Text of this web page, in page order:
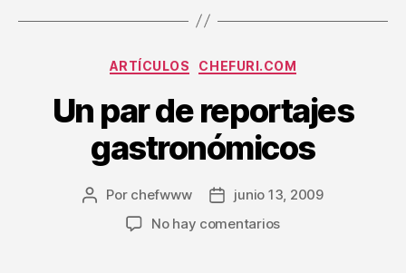
Categorías
ARTÍCULOS CHEFURI.COM
Un par de reportajes
gastronómicos
Autor
Por chefwww
Fechajunio 13, 2009
No hay comentariosen